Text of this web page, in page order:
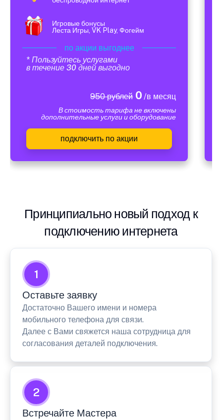
Игровые бонусы
Леста Игры, VK Play, Фогейм
по акции выгоднее
* Пользуйтесь услугами
в течение 30 дней выгодно
950 рублей0 /в месяц
В стоимость тарифа не включены
дополнительные услуги и оборудование
подключить по акции
Принципиально новый подход к
подключению интернета
1
Оставьте заявку
Достаточно Вашего имени и номера
мобильного телефона для связи.
Далее с Вами свяжется наша сотрудница для
согласования деталей подключения.
2
Встречайте Мастера